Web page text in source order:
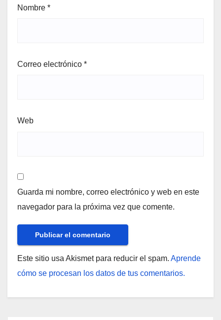
Nombre *
Correo electrónico *
Web
Guarda mi nombre, correo electrónico y web en este
navegador para la próxima vez que comente.
Este sitio usa Akismet para reducir el spam. Aprende
cómo se procesan los datos de tus comentarios.